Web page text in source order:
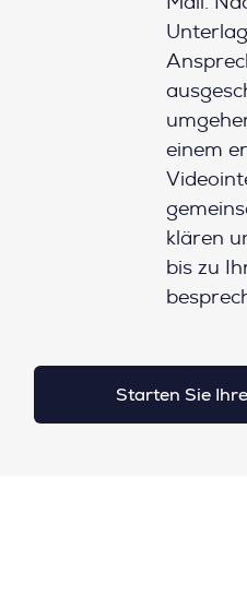
einem
klären
bis zu
Starten Sie